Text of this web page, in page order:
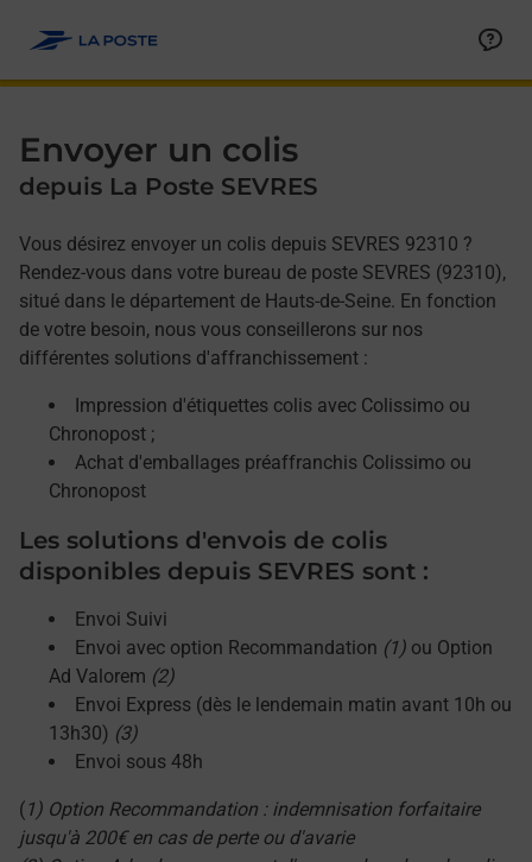
Envoyer un colis
depuis La Poste SEVRES
Vous désirez envoyer un colis depuis SEVRES 92310 ?
Rendez-vous dans votre bureau de poste SEVRES (92310),
situé dans le département de Hauts-de-Seine. En fonction
de votre besoin, nous vous conseillerons sur nos
différentes solutions d'affranchissement :
Impression d'étiquettes colis avec Colissimo ou
Chronopost ;
Achat d'emballages préaffranchis Colissimo ou
Chronopost
Les solutions d'envois de colis
disponibles depuis SEVRES sont :
Envoi Suivi
Envoi avec option Recommandation (1) ou Option
Ad Valorem (2)
Envoi Express (dès le lendemain matin avant 10h ou
13h30) (3)
Envoi sous 48h
( 1) Option Recommandation : indemnisation forfaitaire
jusqu'à 200€ en cas de perte ou d'avarie